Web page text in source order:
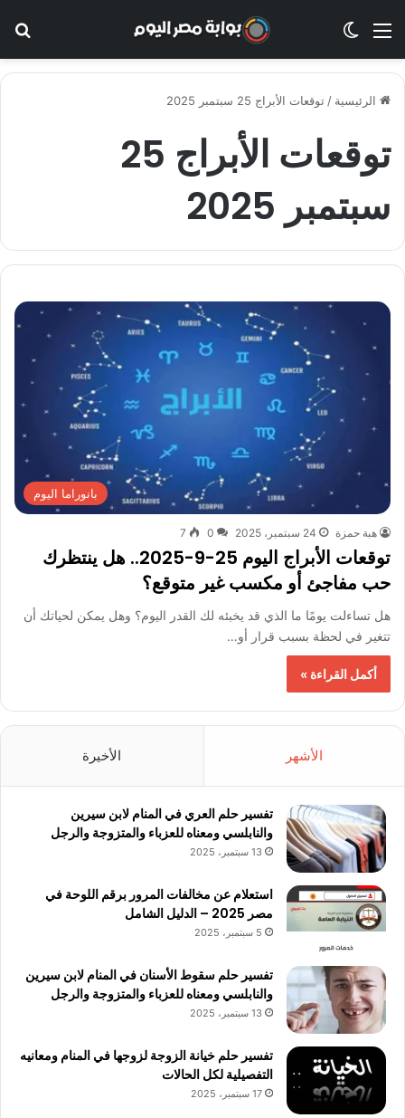
القائمة الوضع المظلم
الرئيسية / توقعات الأبراج 25 سبتمبر 2025
توقعات الأبراج 25
سبتمبر 2025
بانوراما اليوم
هبة حمزة 24 سبتمبر، 2025 0
7
توقعات الأبراج اليوم 25-9-2025.. هل ينتظرك
حب مفاجئ أو مكسب غير متوقع؟
هل تساءلت يومًا ما الذي قد يخبئه لك القدر اليوم؟ وهل يمكن لحياتك أن
تتغير في لحظة بسبب قرار أو…
أكمل القراءة »
الأشهر الأخيرة
تفسير حلم العري في المنام لابن سيرين
والنابلسي ومعناه للعزباء والمتزوجة والرجل
13 سبتمبر، 2025
استعلام عن مخالفات المرور برقم اللوحة في
مصر 2025 – الدليل الشامل
5 سبتمبر، 2025
تفسير حلم سقوط الأسنان في المنام لابن سيرين
والنابلسي ومعناه للعزباء والمتزوجة والرجل
13 سبتمبر، 2025
تفسير حلم خيانة الزوجة لزوجها في المنام ومعانيه
التفصيلية لكل الحالات
17 سبتمبر، 2025